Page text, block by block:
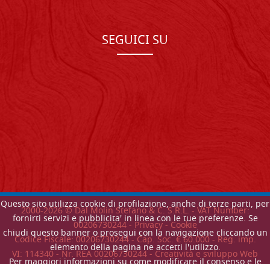
Questo sito utilizza cookie di profilazione, anche di terze parti, per
fornirti servizi e pubblicita' in linea con le tue preferenze. Se
chiudi questo banner o prosegui con la navigazione cliccando un
elemento della pagina ne accetti l'utilizzo.
SEGUICI SU
2000-2026© Dal Molin Stefano & C. S.R.L. - VAT Number:
00206730244 - Privacy-Cookie
Codice Fiscale: 00206730244 - Cap. Soc. € 60.000 - Reg. imp.
VI: 114340 - Nr. REA 00206730244 - Creatività e sviluppo Web